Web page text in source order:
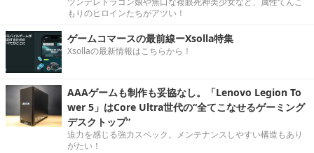
もりのヒロインたちがアツい！
ゲームコマースの最前線ーXsolla特集
Xsollaの最新情報はこちらから！
AAAゲームも制作も妥協なし。「Lenovo Legion To
wer 5」はCore Ultra世代の“全てこなせるゲーミング
デスクトップ”
迫力を感じる強力スペック。メンテナンスしやすい構造もあり
がたい！